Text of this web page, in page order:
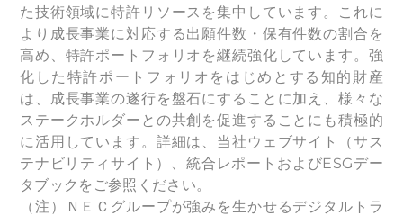
た技術領域に特許リソースを集中しています。これに
より成長事業に対応する出願件数・保有件数の割合を
高め、特許ポートフォリオを継続強化しています。強
化した特許ポートフォリオをはじめとする知的財産
は、成長事業の遂行を盤石にすることに加え、様々な
ステークホルダーとの共創を促進することにも積極的
に活用しています。詳細は、当社ウェブサイト（サス
テナビリティサイト）、統合レポートおよびESGデー
タブックをご参照ください。
（注）ＮＥＣグループが強みを生かせるデジタルトラ